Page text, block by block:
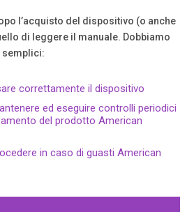
LIMIT SAFETY STOP reduces
T o set the maximum hot water
all you need to do is adjust
SAFETY STOP .
l’acquisto del dispositivo (o anche
di leggere il manuale. Dobbiamo
correttamente il dispositivo
ed eseguire controlli periodici
del prodotto American
in caso di guasti American